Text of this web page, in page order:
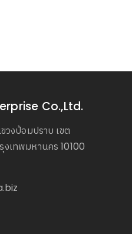
Co.,Ltd.
งป้อมปราบ เขต
เทพมหานคร 10100